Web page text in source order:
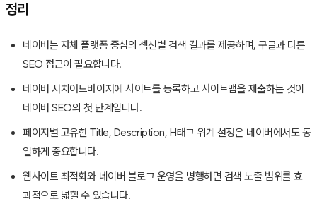
정리
네이버는 자체 플랫폼 중심의 섹션별 검색 결과를 제공하며, 구글과 다른
SEO 접근이 필요합니다.
네이버 서치어드바이저에 사이트를 등록하고 사이트맵을 제출하는 것이
네이버 SEO의 첫 단계입니다.
페이지별 고유한 Title, Description, H태그 위계 설정은 네이버에서도 동
일하게 중요합니다.
웹사이트 최적화와 네이버 블로그 운영을 병행하면 검색 노출 범위를 효
과적으로 넓힐 수 있습니다.